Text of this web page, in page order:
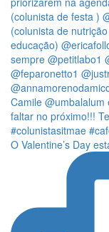
O Valentine’s Day